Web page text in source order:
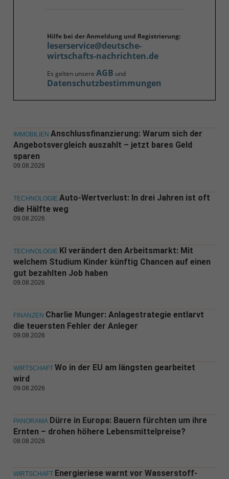
Hilfe bei der Anmeldung und Registrierung:
leserservice@deutsche-
wirtschafts-nachrichten.de
Es gelten unsere AGB und
Datenschutzbestimmungen
IMMOBILIEN Anschlussfinanzierung: Warum sich der
Angebotsvergleich auszahlt – jetzt bares Geld
sparen
09.08.2026
TECHNOLOGIE Auto-Wertverlust: In drei Jahren ist oft
die Hälfte weg
09.08.2026
TECHNOLOGIE KI verändert den Arbeitsmarkt: Mit
welchem Studium Kinder künftig Chancen auf einen
gut bezahlten Job haben
09.08.2026
FINANZEN Charlie Munger: Anlagestrategie entlarvt
die teuersten Fehler der Anleger
09.08.2026
WIRTSCHAFT Wo in der EU am längsten gearbeitet
wird
09.08.2026
PANORAMA Dürre in Europa: Bauern fürchten um ihre
Ernten – drohen höhere Lebensmittelpreise?
08.08.2026
WIRTSCHAFT Energieriese warnt vor Wasserstoff-